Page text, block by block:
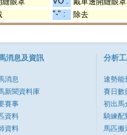
"-" : 除去
消息及資訊
消息
新聞資料庫
賽事
資料
資料
分析
速勢能
賽日數
初出馬
騎練配
馬匹搬